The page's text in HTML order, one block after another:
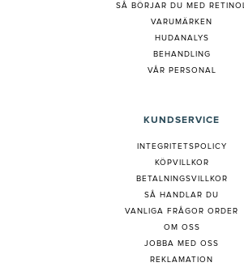
SÅ BÖRJAR DU MED RETINOL
VARUMÄRKEN
HUDANALYS
BEHANDLING
VÅR PERSONAL
KUNDSERVICE
INTEGRITETSPOLICY
KÖPVILLKOR
BETALNINGSVILLKOR
SÅ HANDLAR DU
VANLIGA FRÅGOR ORDER
OM OSS
JOBBA MED OSS
REKLAMATION